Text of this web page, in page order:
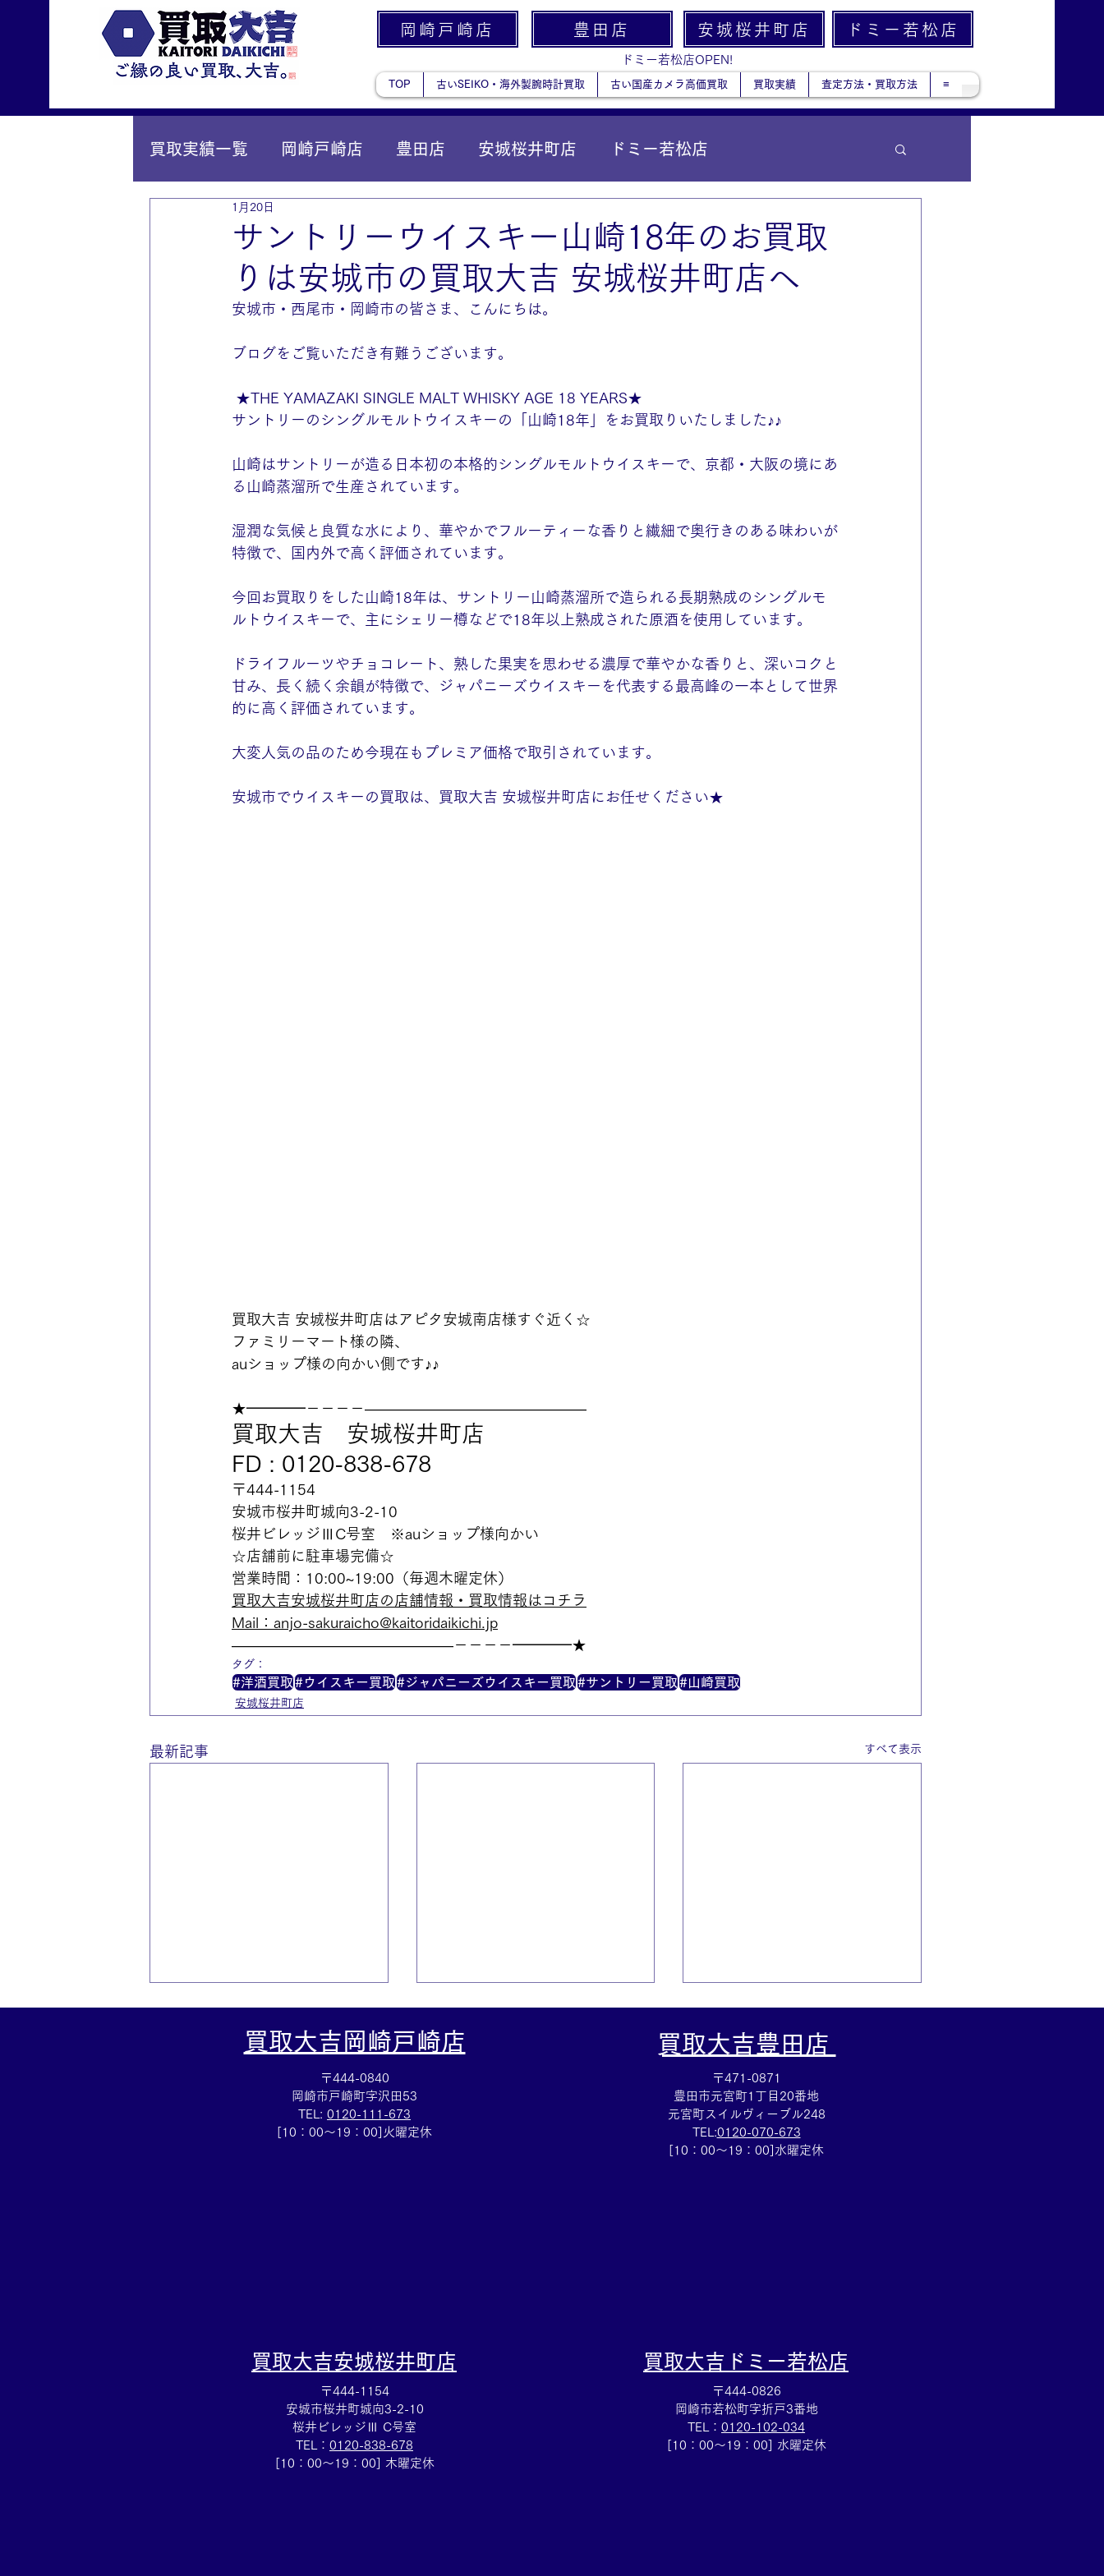
岡崎戸崎店 豊田店 安城桜井町店 ドミー若松店
ドミー若松店OPEN!
TOP 古いSEIKO・海外製腕時計買取 古い国産カメラ高価買取 買取実績 査定方法・買取方法 ≡
買取実績一覧 岡崎戸崎店 豊田店 安城桜井町店 ドミー若松店
IY安城店（安城桜井町店に統合）
サントリーウイスキー山崎18年のお買取
りは安城市の買取大吉 安城桜井町店へ
1月20日
安城市・西尾市・岡崎市の皆さま、こんにちは。
ブログをご覧いただき有難うございます。
★THE YAMAZAKI SINGLE MALT WHISKY AGE 18 YEARS★
サントリーのシングルモルトウイスキーの「山崎18年」をお買取りいたしました♪♪
山崎はサントリーが造る日本初の本格的シングルモルトウイスキーで、京都・大阪の境にあ
る山崎蒸溜所で生産されています。
湿潤な気候と良質な水により、華やかでフルーティーな香りと繊細で奥行きのある味わいが
特徴で、国内外で高く評価されています。
今回お買取りをした山崎18年は、サントリー山崎蒸溜所で造られる長期熟成のシングルモ
ルトウイスキーで、主にシェリー樽などで18年以上熟成された原酒を使用しています。
ドライフルーツやチョコレート、熟した果実を思わせる濃厚で華やかな香りと、深いコクと
甘み、長く続く余韻が特徴で、ジャパニーズウイスキーを代表する最高峰の一本として世界
的に高く評価されています。
大変人気の品のため今現在もプレミア価格で取引されています。
安城市でウイスキーの買取は、買取大吉 安城桜井町店にお任せください★
買取大吉 安城桜井町店はアピタ安城南店様すぐ近く☆
ファミリーマート様の隣、
auショップ様の向かい側です♪♪
★━━━━－－－－———————————————
買取大吉　安城桜井町店
FD : 0120-838-678
〒444-1154
安城市桜井町城向3-2-10
桜井ビレッジⅢC号室　※auショップ様向かい
☆店舗前に駐車場完備☆
営業時間：10:00~19:00（毎週木曜定休）
買取大吉安城桜井町店の店舗情報・買取情報はコチラ
Mail：anjo-sakuraicho@kaitoridaikichi.jp
———————————————－－－－━━━━★
タグ：
#洋酒買取#ウイスキー買取#ジャパニーズウイスキー買取#サントリー買取#山崎買取
安城桜井町店
最新記事 すべて表示
アップルウォッチのお買取も
買取大吉岡崎戸崎店
〒444-0840
岡崎市戸崎町字沢田53
TEL: 0120-111-673
[10：00～19：00]火曜定休
買取大吉安城桜井町店
〒444-1154
安城市桜井町城向3-2-10
桜井ビレッジⅢ C号室
TEL： 0120-838-678
[10：00～19：00] 木曜定休
​買取大吉豊田店
〒471-0871
豊田市元宮町1丁目20番地
元宮町スイルヴィーブル248
TEL:0120-070-673
[10：00～19：00]水曜定休
買取大吉ドミー若松店
〒444-0826
岡崎市若松町字折戸3番地
TEL： 0120-102-034
[10：00～19：00] 水曜定休